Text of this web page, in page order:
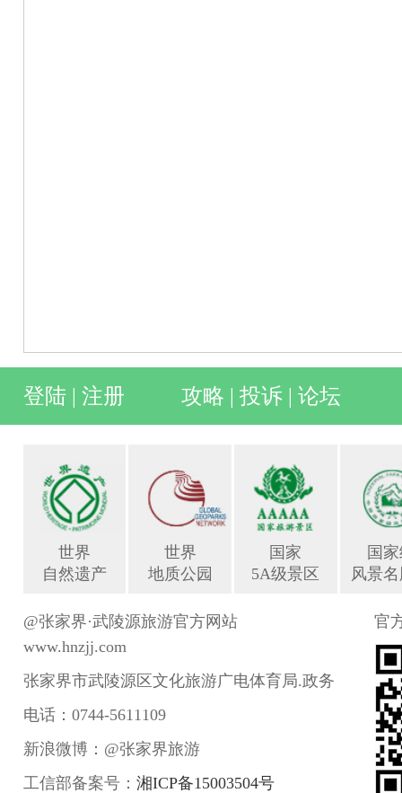
登陆| 注册 攻略 | 投诉| 论坛
世界
自然遗产
世界
地质公园
国家
5A级景区
国
风景
@张家界·武陵源旅游官方网站
www.hnzjj.com
张家界市武陵源区文化旅游广电体育局.政务
电话：0744-5611109
新浪微博：@张家界旅游
工信部备案号： 湘ICP备15003504号
官